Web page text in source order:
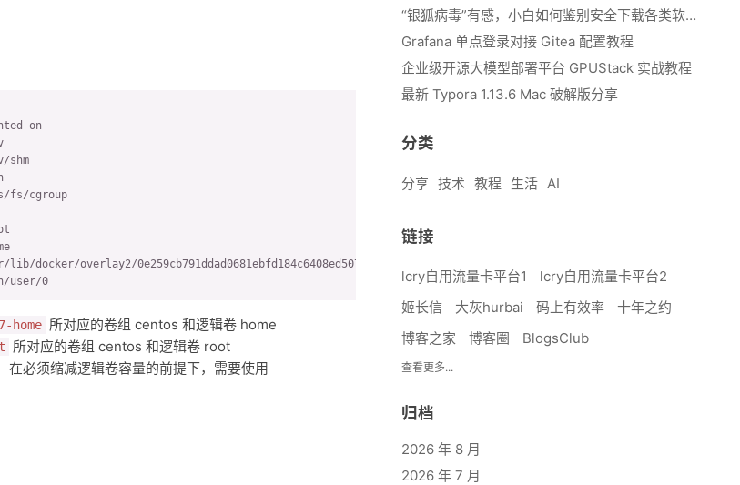
on
cgroup
0e259cb791ddad0681ebfd184c6408ed5078d362c54b9a9a0815c6edc1f98cf7/merged
0
home 所对应的卷组 centos 和逻辑卷 home
所对应的卷组 centos 和逻辑卷 root
必须缩减逻辑卷容量的前提下，需要使用
“银狐病毒”有感，小白如何鉴别安全下载各类软件
Grafana 单点登录对接 Gitea 配置教程
企业级开源大模型部署平台 GPUStack 实战教程
最新 Typora 1.13.6 Mac 破解版分享
分类
分享 技术 教程 生活 AI
链接
lcry自用流量卡平台1
lcry自用流量卡平台2
姬长信
大灰hurbai 码上有效率
十年之约
博客之家
博客圈 BlogsClub
查看更多...
归档
2026 年 8 月
2026 年 7 月